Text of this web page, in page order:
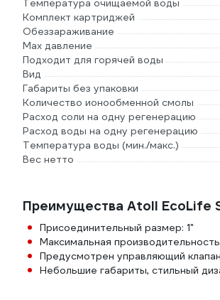
Температура очищаемой воды
Комплект картриджей
Обеззараживание
Max давление
Подходит для горячей воды
Вид
Габариты без упаковки
Количество ионообменной смолы
Расход соли на одну регенерацию
Расход воды на одну регенерацию
Температура воды (мин./макс.)
Вес нетто
Преимущества Atoll EcoLife
Присоединительный размер: 1"
Максимальная
Предусмотрен управляющий
Небольшие габариты, стильный